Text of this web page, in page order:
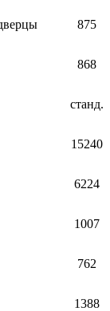
875
868
станд.
15240
6224
1007
762
1388